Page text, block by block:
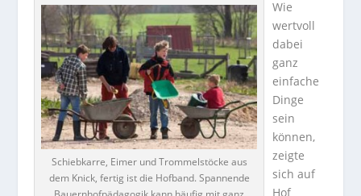
Schiebkarre, Eimer und Trommelstöcke aus
dem Knick, fertig ist die Hofband. Spannende
Wie
wertvoll
dabei
ganz
einfache
Dinge
sein
können,
zeigte
sich auf
Hof